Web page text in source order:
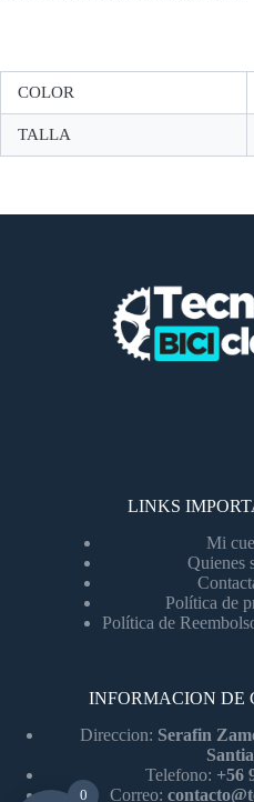
COLOR
TALLA
LINKS
Mi
Quienes
Política de
Política de
INFORMACION DE
Direccion: Serafin
Telefono: +56
Correo:
0